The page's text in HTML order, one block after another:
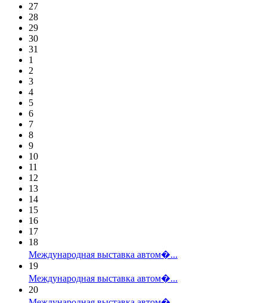
27
28
29
30
31
1
2
3
4
5
6
7
8
9
10
11
12
13
14
15
16
17
18
Международная выставка автом�...
19
Международная выставка автом�...
20